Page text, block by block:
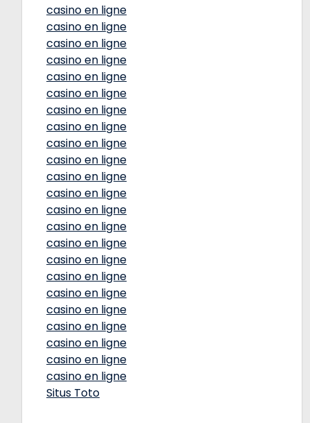
casino en ligne
casino en ligne
casino en ligne
casino en ligne
casino en ligne
casino en ligne
casino en ligne
casino en ligne
casino en ligne
casino en ligne
casino en ligne
casino en ligne
casino en ligne
casino en ligne
casino en ligne
casino en ligne
casino en ligne
casino en ligne
casino en ligne
casino en ligne
casino en ligne
casino en ligne
casino en ligne
Situs Toto